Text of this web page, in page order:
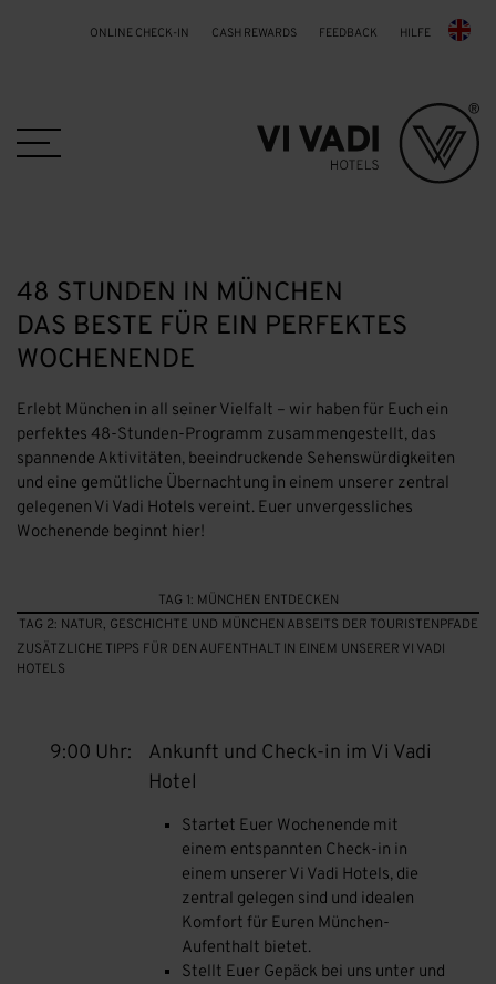
ONLINE CHECK-IN CASH REWARDS FEEDBACK HILFE
48 STUNDEN IN MÜNCHEN
DAS BESTE FÜR EIN PERFEKTES
WOCHENENDE
Erlebt München in all seiner Vielfalt – wir haben für Euch ein
perfektes 48-Stunden-Programm zusammengestellt, das
spannende Aktivitäten, beeindruckende Sehenswürdigkeiten
und eine gemütliche Übernachtung in einem unserer zentral
gelegenen Vi Vadi Hotels vereint. Euer unvergessliches
Wochenende beginnt hier!
TAG 1: MÜNCHEN ENTDECKEN
TAG 2: NATUR, GESCHICHTE UND MÜNCHEN ABSEITS DER TOURISTENPFADE
ZUSÄTZLICHE TIPPS FÜR DEN AUFENTHALT IN EINEM UNSERER VI VADI
HOTELS
9:00 Uhr:
Ankunft und Check-in im Vi Vadi
Hotel
Startet Euer Wochenende mit
einem entspannten Check-in in
einem unserer Vi Vadi Hotels, die
zentral gelegen sind und idealen
Komfort für Euren München-
Aufenthalt bietet.
Stellt Euer Gepäck bei uns unter und